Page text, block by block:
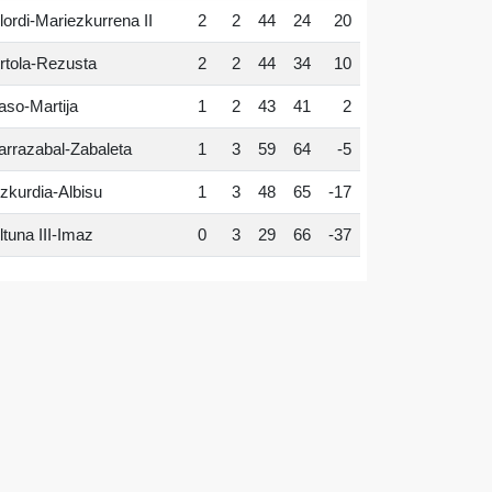
Mariezkurrena II 2 2 44 24 20
Rezusta 2 2 44 34 10
Martija 1 2 43 41 2
Zabaleta 1 3 59 64 -5
Albisu 1 3 48 65 -17
III-Imaz 0 3 29 66 -37